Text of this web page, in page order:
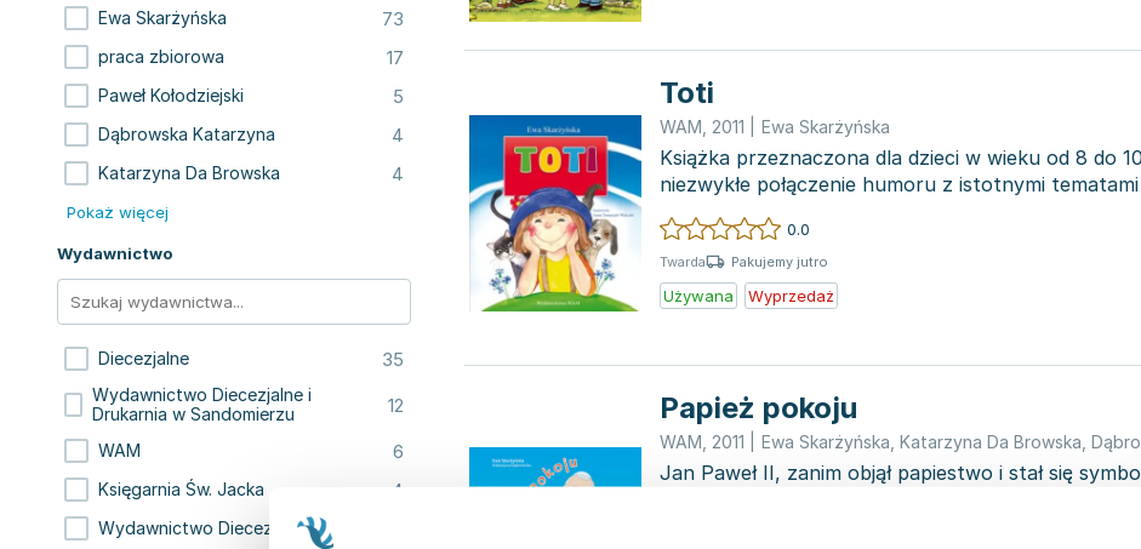
Ewa Skarżyńska 73
praca zbiorowa 17
Paweł Kołodziejski 5
Dąbrowska Katarzyna 4
Katarzyna Da Browska 4
Pokaż więcej
Wydawnictwo
Diecezjalne 35
Wydawnictwo Diecezjalne i
Drukarnia w Sandomierzu
12
WAM 6
Księgarnia Św. Jacka 4
Wydawnictwo Diecezjalne
Toti
WAM 2011 Ewa Skarżyńska
Książka przeznaczona dla dzieci w wieku od 8 do
niezwykłe połączenie humoru z istotnymi
młodych czytel...
0.0
Twarda Pakujemy jutro
Używana Wyprzedaż
Papież pokoju
WAM 2011 Ewa Skarżyńska Katarzyna Da Browska
Jan Paweł II, zanim objął papiestwo i stał się